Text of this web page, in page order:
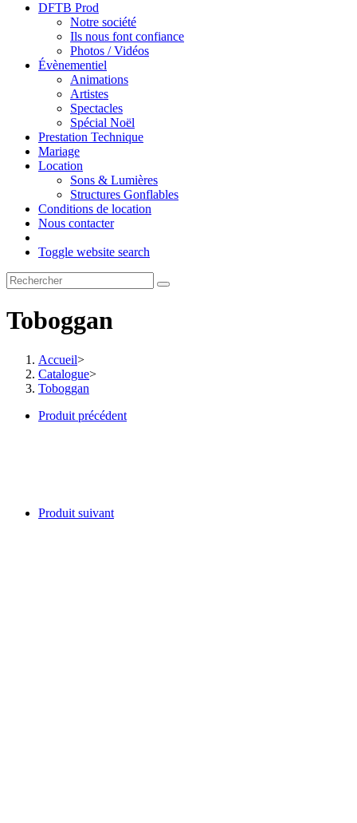
DFTB Prod
Notre société
Ils nous font confiance
Photos / Vidéos
Évènementiel
Animations
Artistes
Spectacles
Spécial Noël
Prestation Technique
Mariage
Location
Sons & Lumières
Structures Gonflables
Conditions de location
Nous contacter
Toggle website search
Toboggan
Accueil>
Catalogue>
Toboggan
Produit précédent
Produit suivant